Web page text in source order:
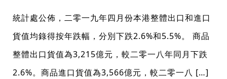
統計處公佈，二零一九年四月份本港整體出口和進口
貨值均錄得按年跌幅，分別下跌2.6%和5.5%。 商品
整體出口貨值為3,215億元，較二零一八年同月下跌
2.6%。商品進口貨值為3,566億元，較二零一八 […]